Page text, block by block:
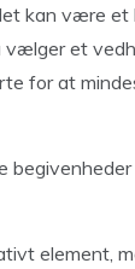
kan være
vælger et
for at
element,